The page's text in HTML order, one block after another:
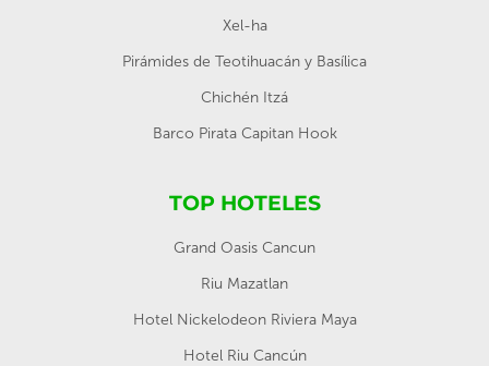
Xel-ha
Pirámides de Teotihuacán y Basílica
Chichén Itzá
Barco Pirata Capitan Hook
TOP HOTELES
Grand Oasis Cancun
Riu Mazatlan
Hotel Nickelodeon Riviera Maya
Hotel Riu Cancún